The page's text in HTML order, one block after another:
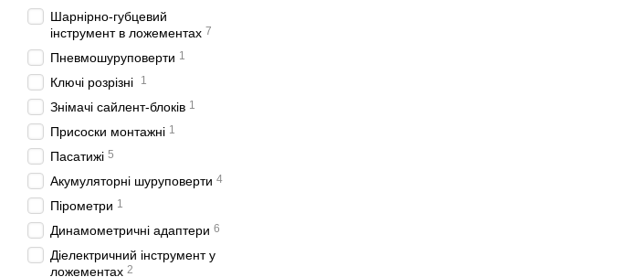
Шарнірно-губцевий
інструмент в ложементах 7
Пневмошуруповерти 1
Ключі розрізні 1
Знімачі сайлент-блоків 1
Присоски монтажні 1
Пасатижі 5
Акумуляторні шуруповерти 4
Пірометри 1
Динамометричні адаптери 6
Діелектричний інструмент у
ложементах 2